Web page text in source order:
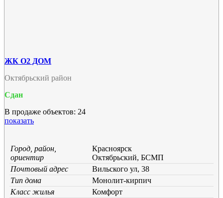
ЖК О2 ДОМ
Октябрьский район
Сдан
В продаже объектов: 24
показать
Город, район,
ориентир
Красноярск
Октябрьский, БСМП
Почтовый адрес
Вильского ул, 38
Тип дома
Монолит-кирпич
Класс жилья
Комфорт